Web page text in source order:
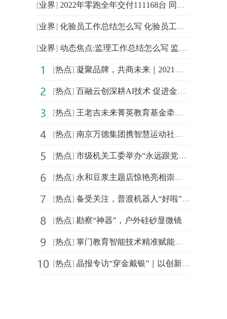
[业界] 2022年零跑全年交付111168台 同比增长154%
[业界] 化验员工作总结怎么写 化验员工作总结范文欣赏
[业界] 动态焦点:监理工作总结怎么写 监理工作总结范文欣赏
[热点] 凝聚品牌，共商未来｜2021中国企业品牌建设峰会暨媒体发
[热点] 百融云创深耕AI技术 促进金融机构盘活存量客户
[热点] 王老吉未来菁英教育基金牵手汕头大学首设 “刺柠吉奖学
[热点] 南京万德集团携智慧运动社区解决方案精彩亮相2021体博会
[热点] 市级机关工委举办“永远跟党走，建功新时代”庆祝建党百
[热点] 永和豆浆主题店惊艳亮相崇明花博会，成新晋网红打卡地
[热点] 备受关注，普渡机器人“好啦”亮相2021中国连锁餐饮峰会
[热点] 勘察“神器”，户外硅砂显微镜
[热点] 掌门教育智能技术精准赋能个性化教学 品质课程助力信息
[热点] 晶报专访“穿金戴银”｜以创新突破界限，创造无限可能